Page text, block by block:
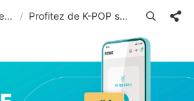
Annonce publique / Profitez de K-POP spontanément ! Essayez-le avec Nemoz !